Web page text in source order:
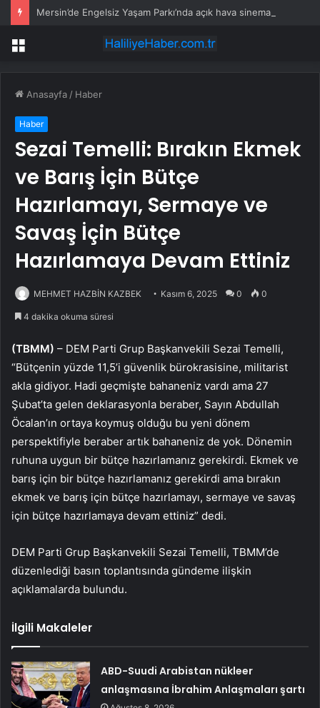
Mersin’de Engelsiz Yaşam Parkı’nda açık hava sinema keyfi
Menü
Anasayfa / Haber
Haber
Sezai Temelli: Bırakın Ekmek
ve Barış İçin Bütçe
Hazırlamayı, Sermaye ve
Savaş İçin Bütçe
Hazırlamaya Devam Ettiniz
MEHMET HAZBİN KAZBEK Kasım 6, 2025 0 0
4 dakika okuma süresi
(TBMM) – DEM Parti Grup Başkanvekili Sezai Temelli,
“Bütçenin yüzde 11,5’i güvenlik bürokrasisine, militarist
akla gidiyor. Hadi geçmişte bahaneniz vardı ama 27
Şubat’ta gelen deklarasyonla beraber, Sayın Abdullah
Öcalan’ın ortaya koymuş olduğu bu yeni dönem
perspektifiyle beraber artık bahaneniz de yok. Dönemin
ruhuna uygun bir bütçe hazırlamanız gerekirdi. Ekmek ve
barış için bir bütçe hazırlamanız gerekirdi ama bırakın
ekmek ve barış için bütçe hazırlamayı, sermaye ve savaş
için bütçe hazırlamaya devam ettiniz” dedi.
DEM Parti Grup Başkanvekili Sezai Temelli, TBMM’de
düzenlediği basın toplantısında gündeme ilişkin
açıklamalarda bulundu.
İlgili Makaleler
ABD-Suudi Arabistan nükleer
anlaşmasına İbrahim Anlaşmaları şartı